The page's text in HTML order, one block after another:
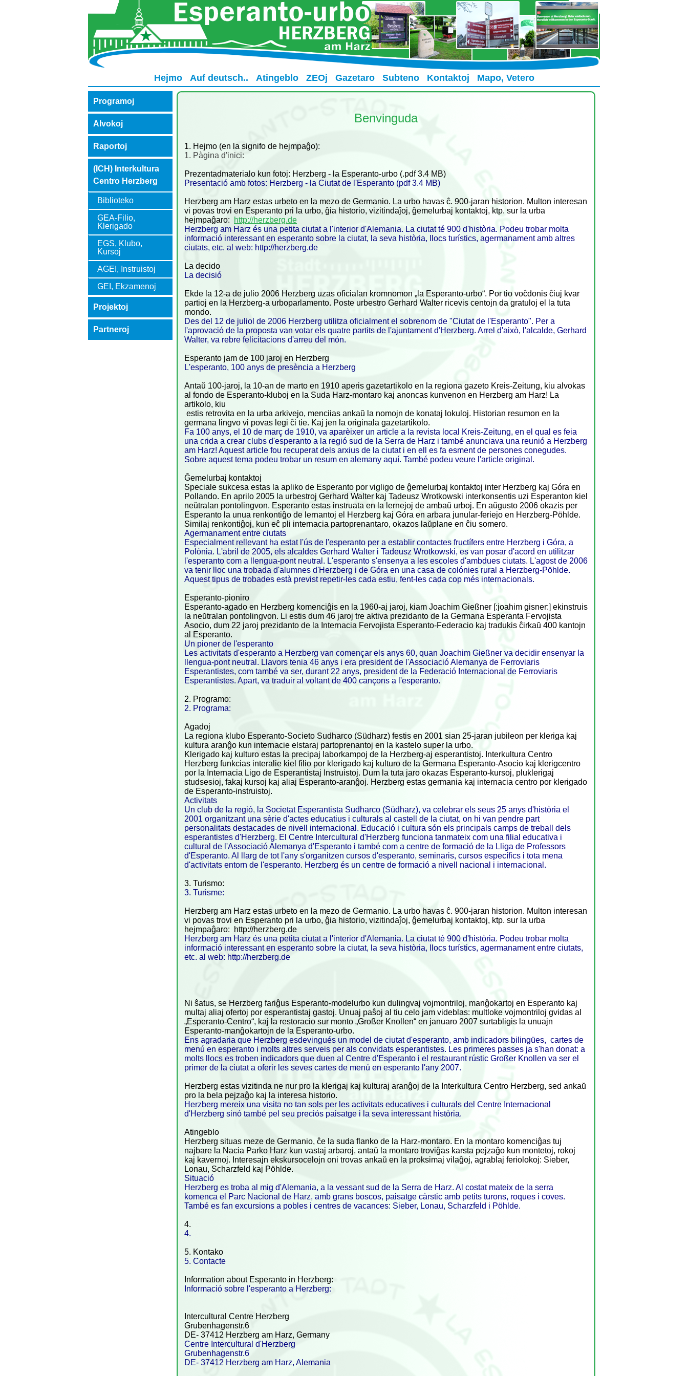
Hejmo Auf deutsch.. Atingeblo ZEOj Gazetaro Subteno Kontaktoj Mapo, Vetero
Programoj
Alvokoj
Raportoj
(ICH) Interkultura
Centro Herzberg
Biblioteko
GEA-Filio,
Klerigado
EGS, Klubo,
Kursoj
AGEI, Instruistoj
GEI, Ekzamenoj
Projektoj
Partneroj
Benvinguda
1. Hejmo (en la signifo de hejmpaĝo):
1. Pàgina d'inici:
Prezentadmaterialo kun fotoj: Herzberg - la Esperanto-urbo (.pdf 3.4 MB)
Presentació amb fotos: Herzberg - la Ciutat de l'Esperanto (pdf 3.4 MB)
Herzberg am Harz estas urbeto en la mezo de Germanio. La urbo havas ĉ. 900-jaran historion. Multon interesan
vi povas trovi en Esperanto pri la urbo, ĝia historio, vizitindaĵoj, ĝemelurbaj kontaktoj, ktp. sur la urba
hejmpaĝaro:
http://herzberg.de
Herzberg am Harz és una petita ciutat a l'interior d'Alemania. La ciutat té 900 d'història. Podeu trobar molta
informació interessant en esperanto sobre la ciutat, la seva història, llocs turístics, agermanament amb altres
ciutats, etc. al web: http://herzberg.de
La decido
La decisió
Ekde la 12-a de julio 2006 Herzberg uzas oficialan kromnomon „la Esperanto-urbo“. Por tio voĉdonis ĉiuj kvar
partioj en la Herzberg-a urboparlamento. Poste urbestro Gerhard Walter ricevis centojn da gratuloj el la tuta
mondo.
Des del 12 de juliol de 2006 Herzberg utilitza oficialment el sobrenom de "Ciutat de l'Esperanto". Per a
l'aprovació de la proposta van votar els quatre partits de l'ajuntament d'Herzberg. Arrel d'això, l'alcalde, Gerhard
Walter, va rebre felicitacions d'arreu del món.
Esperanto jam de 100 jaroj en Herzberg
L'esperanto, 100 anys de presència a Herzberg
Antaŭ 100-jaroj, la 10-an de marto en 1910 aperis gazetartikolo en la regiona gazeto Kreis-Zeitung, kiu alvokas
al fondo de Esperanto-kluboj en la Suda Harz-montaro kaj anoncas kunvenon en Herzberg am Harz! La
artikolo, kiu
estis retrovita en la urba arkivejo, menciias ankaŭ la nomojn de konataj lokuloj. Historian resumon en la
germana lingvo vi povas legi ĉi tie. Kaj jen la originala gazetartikolo.
Fa 100 anys, el 10 de març de 1910, va aparèixer un article a la revista local Kreis-Zeitung, en el qual es feia
una crida a crear clubs d'esperanto a la regió sud de la Serra de Harz i també anunciava una reunió a Herzberg
am Harz! Aquest article fou recuperat dels arxius de la ciutat i en ell es fa esment de persones conegudes.
Sobre aquest tema podeu trobar un resum en alemany aquí. També podeu veure l'article original.
Ĝemelurbaj kontaktoj
Speciale sukcesa estas la apliko de Esperanto por vigligo de ĝemelurbaj kontaktoj inter Herzberg kaj Góra en
Pollando. En aprilo 2005 la urbestroj Gerhard Walter kaj Tadeusz Wrotkowski interkonsentis uzi Esperanton kiel
neŭtralan pontolingvon. Esperanto estas instruata en la lernejoj de ambaŭ urboj. En aŭgusto 2006 okazis per
Esperanto la unua renkontiĝo de lernantoj el Herzberg kaj Góra en arbara junular-feriejo en Herzberg-Pöhlde.
Similaj renkontiĝoj, kun eĉ pli internacia partoprenantaro, okazos laŭplane en ĉiu somero.
Agermanament entre ciutats
Especialment rellevant ha estat l'ús de l'esperanto per a establir contactes fructífers entre Herzberg i Góra, a
Polònia. L'abril de 2005, els alcaldes Gerhard Walter i Tadeusz Wrotkowski, es van posar d'acord en utilitzar
l'esperanto com a llengua-pont neutral. L'esperanto s'ensenya a les escoles d'ambdues ciutats. L'agost de 2006
va tenir lloc una trobada d'alumnes d'Herzberg i de Góra en una casa de colónies rural a Herzberg-Pöhlde.
Aquest tipus de trobades està previst repetir-les cada estiu, fent-les cada cop més internacionals.
Esperanto-pioniro
Esperanto-agado en Herzberg komenciĝis en la 1960-aj jaroj, kiam Joachim Gießner [:joahim gisner:] ekinstruis
la neŭtralan pontolingvon. Li estis dum 46 jaroj tre aktiva prezidanto de la Germana Esperanta Fervojista
Asocio, dum 22 jaroj prezidanto de la Internacia Fervojista Esperanto-Federacio kaj tradukis ĉirkaŭ 400 kantojn
al Esperanto.
Un pioner de l'esperanto
Les activitats d'esperanto a Herzberg van començar els anys 60, quan Joachim Gießner va decidir ensenyar la
llengua-pont neutral. Llavors tenia 46 anys i era president de l'Associació Alemanya de Ferroviaris
Esperantistes, com també va ser, durant 22 anys, president de la Federació Internacional de Ferroviaris
Esperantistes. Apart, va traduir al voltant de 400 cançons a l'esperanto.
2. Programo:
2. Programa:
Agadoj
La regiona klubo Esperanto-Societo Sudharco (Südharz) festis en 2001 sian 25-jaran jubileon per kleriga kaj
kultura aranĝo kun internacie elstaraj partoprenantoj en la kastelo super la urbo.
Klerigado kaj kulturo estas la precipaj laborkampoj de la Herzberg-aj esperantistoj. Interkultura Centro
Herzberg funkcias interalie kiel filio por klerigado kaj kulturo de la Germana Esperanto-Asocio kaj klerigcentro
por la Internacia Ligo de Esperantistaj Instruistoj. Dum la tuta jaro okazas Esperanto-kursoj, pluklerigaj
studsesioj, fakaj kursoj kaj aliaj Esperanto-aranĝoj. Herzberg estas germania kaj internacia centro por klerigado
de Esperanto-instruistoj.
Activitats
Un club de la regió, la Societat Esperantista Sudharco (Südharz), va celebrar els seus 25 anys d'història el
2001 organitzant una sèrie d'actes educatius i culturals al castell de la ciutat, on hi van pendre part
personalitats destacades de nivell internacional. Educació i cultura són els principals camps de treball dels
esperantistes d'Herzberg. El Centre Intercultural d'Herzberg funciona tanmateix com una filial educativa i
cultural de l'Associació Alemanya d'Esperanto i també com a centre de formació de la Lliga de Professors
d'Esperanto. Al llarg de tot l'any s'organitzen cursos d'esperanto, seminaris, cursos específics i tota mena
d'activitats entorn de l'esperanto. Herzberg és un centre de formació a nivell nacional i internacional.
3. Turismo:
3. Turisme:
Herzberg am Harz estas urbeto en la mezo de Germanio. La urbo havas ĉ. 900-jaran historion. Multon interesan
vi povas trovi en Esperanto pri la urbo, ĝia historio, vizitindaĵoj, ĝemelurbaj kontaktoj, ktp. sur la urba
hejmpaĝaro: http://herzberg.de
Herzberg am Harz és una petita ciutat a l'interior d'Alemania. La ciutat té 900 d'història. Podeu trobar molta
informació interessant en esperanto sobre la ciutat, la seva història, llocs turístics, agermanament entre ciutats,
etc. al web: http://herzberg.de
Ni ŝatus, se Herzberg fariĝus Esperanto-modelurbo kun dulingvaj vojmontriloj, manĝokartoj en Esperanto kaj
multaj aliaj ofertoj por esperantistaj gastoj. Unuaj paŝoj al tiu celo jam videblas: multloke vojmontriloj gvidas al
„Esperanto-Centro“, kaj la restoracio sur monto „Großer Knollen“ en januaro 2007 surtabligis la unuajn
Esperanto-manĝokartojn de la Esperanto-urbo.
Ens agradaria que Herzberg esdevingués un model de ciutat d'esperanto, amb indicadors bilingües, cartes de
menú en esperanto i molts altres serveis per als convidats esperantistes. Les primeres passes ja s'han donat: a
molts llocs es troben indicadors que duen al Centre d'Esperanto i el restaurant rústic Großer Knollen va ser el
primer de la ciutat a oferir les seves cartes de menú en esperanto l'any 2007.
Herzberg estas vizitinda ne nur pro la klerigaj kaj kulturaj aranĝoj de la Interkultura Centro Herzberg, sed ankaŭ
pro la bela pejzaĝo kaj la interesa historio.
Herzberg mereix una visita no tan sols per les activitats educatives i culturals del Centre Internacional
d'Herzberg sinó també pel seu preciós paisatge i la seva interessant història.
Atingeblo
Herzberg situas meze de Germanio, ĉe la suda flanko de la Harz-montaro. En la montaro komenciĝas tuj
najbare la Nacia Parko Harz kun vastaj arbaroj, antaŭ la montaro troviĝas karsta pejzaĝo kun montetoj, rokoj
kaj kavernoj. Interesajn ekskursocelojn oni trovas ankaŭ en la proksimaj vilaĝoj, agrablaj feriolokoj: Sieber,
Lonau, Scharzfeld kaj Pöhlde.
Situació
Herzberg es troba al mig d'Alemania, a la vessant sud de la Serra de Harz. Al costat mateix de la serra
komenca el Parc Nacional de Harz, amb grans boscos, paisatge càrstic amb petits turons, roques i coves.
També es fan excursions a pobles i centres de vacances: Sieber, Lonau, Scharzfeld i Pöhlde.
4.
4.
5. Kontako
5. Contacte
Information about Esperanto in Herzberg:
Informació sobre l'esperanto a Herzberg:
Intercultural Centre Herzberg
Grubenhagenstr.6
DE- 37412 Herzberg am Harz, Germany
Centre Intercultural d'Herzberg
Grubenhagenstr.6
DE- 37412 Herzberg am Harz, Alemania